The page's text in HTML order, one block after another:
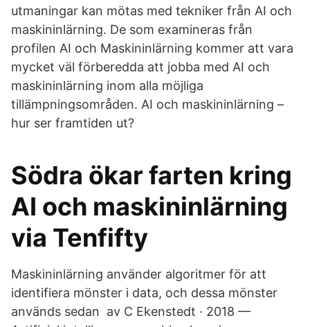
utmaningar kan mötas med tekniker från AI och
maskininlärning. De som examineras från
profilen AI och Maskininlärning kommer att vara
mycket väl förberedda att jobba med AI och
maskininlärning inom alla möjliga
tillämpningsområden. AI och maskininlärning –
hur ser framtiden ut?
Södra ökar farten kring
AI och maskininlärning
via Tenfifty
Maskininlärning använder algoritmer för att
identifiera mönster i data, och dessa mönster
används sedan av C Ekenstedt · 2018 —